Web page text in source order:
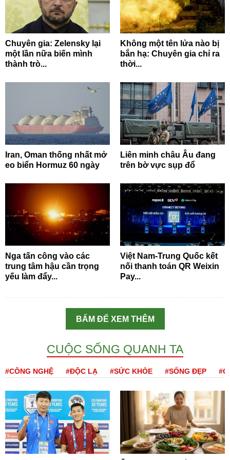
Chuyên gia: Zelensky lại
một lần nữa biến mình
thành trò...
Không một tên lửa nào bị
bắn hạ: Chuyên gia chỉ ra
thời...
Iran, Oman thống nhất mở
eo biển Hormuz 60 ngày
Liên minh châu Âu đang
trên bờ vực sụp đổ
Nga tấn công vào các
trung tâm hậu cần trọng
yếu làm đẩy...
Việt Nam-Trung Quốc kết
nối thanh toán QR Weixin
Pay...
BẤM ĐỂ XEM THÊM
CUỘC SỐNG QUANH TA
#CÔNG NGHỆ #ĐỘC LẠ #SỨC KHỎE #SỐNG ĐẸP